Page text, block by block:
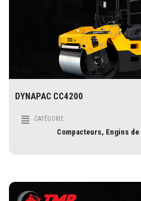
DYNAPAC CC4200
CATÉGORIE
Compacteurs, Engins